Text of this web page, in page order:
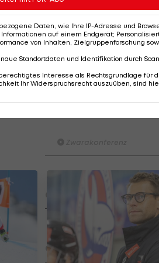
Schobersberger über
der Herren vor
Der legendäre
Am Stammtisch bei Andy
I schau a #LigaZWA - Die
Runde)
I schau a LigaZWA
Daten, wie Ihre IP-Adresse und
auf einem Endgerät;
von Inhalten, Zielgruppenforschung
Standortdaten und Identifikation durch
Interesse als Rechtsgrundlage für
Ihr Widerspruchsrecht auszuüben, sind